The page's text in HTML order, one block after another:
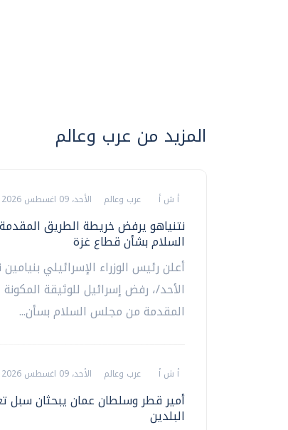
المزيد من عرب وعالم
أ ش أ عرب وعالم الأحد، 09 اغسطس 2026 03:59 م
نتنياهو يرفض خريطة الطريق
السلام بشأن قطاع غزة
أعلن رئيس الوزراء الإسرائيلي
المقدمة من مجلس السلام بسأن...
أ ش أ عرب وعالم الأحد، 09 اغسطس 2026 03:36 م
أمير قطر وسلطان عمان يبحثان سبل
البلدين